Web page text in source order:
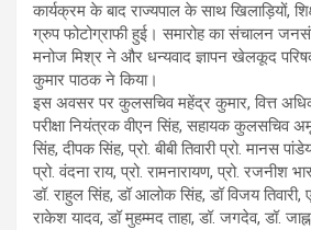
कार्यक्रम के बाद राज्यपाल के साथ खिलाड़ियों,
ग्रुप फोटोग्राफी हुई। समारोह का संचालन
मनोज मिश्र ने और धन्यवाद ज्ञापन खेलकूद
कुमार पाठक ने किया।
इस अवसर पर कुलसचिव महेंद्र कुमार, वित्त
परीक्षा नियंत्रक वीएन सिंह, सहायक कुलसचिव
सिंह, दीपक सिंह, प्रो. बीबी तिवारी प्रो. मानस
प्रो. वंदना राय, प्रो. रामनारायण, प्रो. रजनीश
डॉ. राहुल सिंह, डॉ आलोक सिंह, डॉ विजय
राकेश यादव, डॉ मुहम्मद ताहा, डॉ. जगदेव, डॉ.